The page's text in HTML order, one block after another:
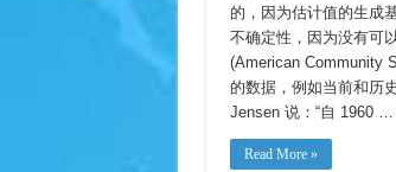
的，因为估计值的生成
不确定性，因为没有可
(American Community
的数据，例如当前和历
Jensen 说：“自 1960 …
Read More »